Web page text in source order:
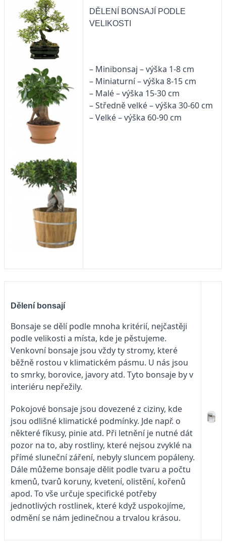
DĚLENÍ BONSAJÍ PODLE
VELIKOSTI
– Minibonsaj – výška 1-8 cm
– Miniaturní – výška 8-15 cm
– Malé – výška 15-30 cm
– Středně velké – výška 30-60 cm
– Velké – výška 60-90 cm
Dělení bonsají
Bonsaje se dělí podle mnoha kritérií, nejčastěji
podle velikosti a místa, kde je pěstujeme.
Venkovní bonsaje jsou vždy ty stromy, které
běžně rostou v klimatickém pásmu. U nás jsou
to smrky, borovice, javory atd. Tyto bonsaje by v
interiéru nepřežily.
Pokojové bonsaje jsou dovezené z ciziny, kde
jsou odlišné klimatické podmínky. Jde např. o
některé fíkusy, pinie atd. Při letnění je nutné dát
pozor na to, aby rostliny, které nejsou zvyklé na
přímé sluneční záření, nebyly sluncem popáleny.
Dále můžeme bonsaje dělit podle tvaru a počtu
kmenů, tvarů koruny, kvetení, olistění, kořenů
apod. To vše určuje specifické potřeby
jednotlivých rostlinek, které když uspokojíme,
odmění se nám jedinečnou a trvalou krásou.